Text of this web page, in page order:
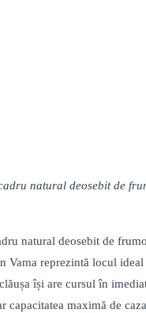
natural deosebit de
natural deosebit de
Vama reprezintă locul
își are cursul în
capacitatea maximă de